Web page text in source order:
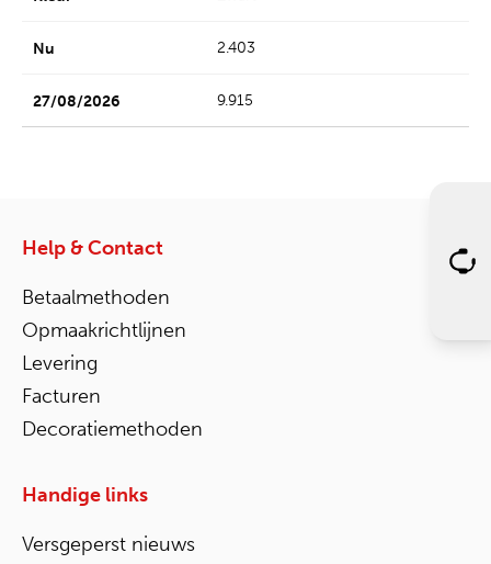
2.403
9.915
Help & Contact
Betaalmethoden
Opmaakrichtlijnen
Levering
Facturen
Decoratiemethoden
Handige links
Versgeperst nieuws